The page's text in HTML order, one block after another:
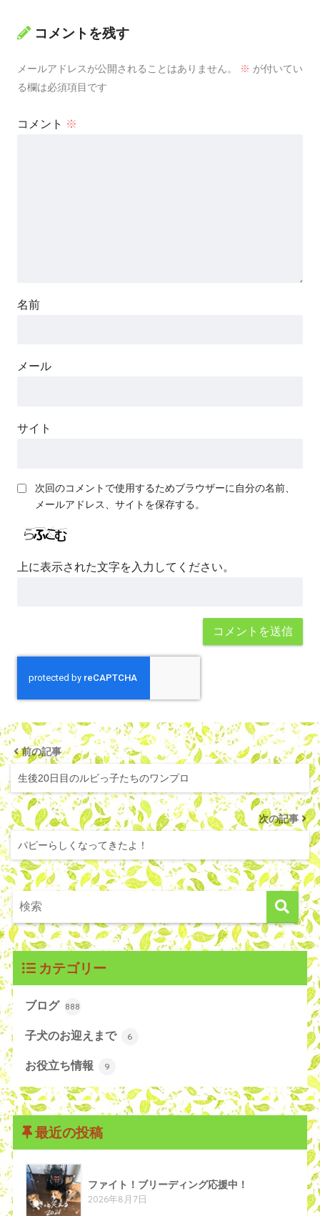
コメントを残す
メールアドレスが公開されることはありません。 ※ が付いてい
る欄は必須項目です
コメント ※
名前
メール
サイト
次回のコメントで使用するためブラウザーに自分の名前、
メールアドレス、サイトを保存する。
上に表示された文字を入力してください。
前の記事
生後20日目のルビっ子たちのワンプロ
次の記事
パピーらしくなってきたよ！
カテゴリー
ブログ 888
子犬のお迎えまで 6
お役立ち情報 9
最近の投稿
ファイト！ブリーディング応援中！
2026年8月7日